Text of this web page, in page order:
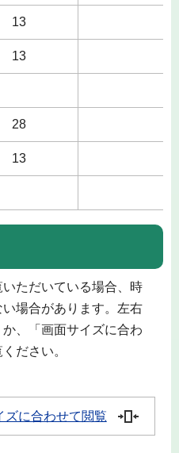
13
13
28
13
ただいている場合、時
場合があります。左右
、「画面サイズに合わ
ださい。
ズに合わせて閲覧